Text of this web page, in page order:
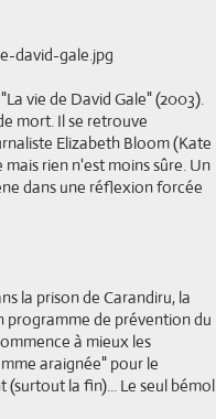
vie de David Gale" (2003).
mort. Il se retrouve
Elizabeth Bloom (Kate
rien n'est moins sûre. Un
dans une réflexion forcée
la prison de Carandiru, la
programme de prévention du
à mieux les
araignée" pour le
la fin)... Le seul bémol